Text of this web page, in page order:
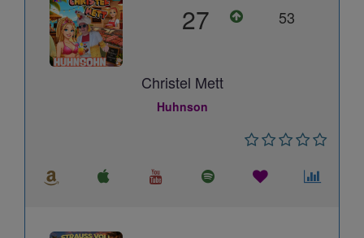
27 53
Christel Mett
Huhnson